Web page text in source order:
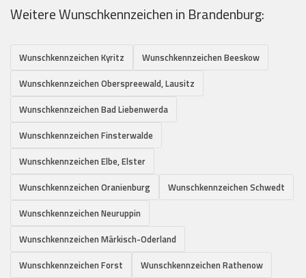
Weitere Wunschkennzeichen in Brandenburg:
Wunschkennzeichen Kyritz
Wunschkennzeichen Beeskow
Wunschkennzeichen Oberspreewald, Lausitz
Wunschkennzeichen Bad Liebenwerda
Wunschkennzeichen Finsterwalde
Wunschkennzeichen Elbe, Elster
Wunschkennzeichen Oranienburg
Wunschkennzeichen Schwedt
Wunschkennzeichen Neuruppin
Wunschkennzeichen Märkisch-Oderland
Wunschkennzeichen Forst
Wunschkennzeichen Rathenow